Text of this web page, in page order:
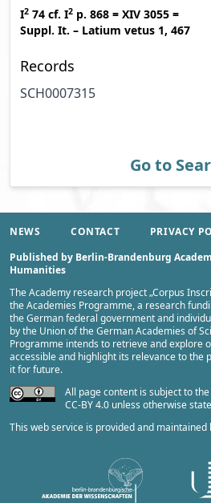
I2 74 cf. I2 p. 868 = XIV 3055 =
Suppl. It. – Latium vetus 1, 467
Records
SCH0007315
Go to
NEWS CONTACT PRIVACY
Published by Berlin-Brandenburg
Humanities
The Academy research project „Corpus
theAcademies Programme, a research
the German federal government and
by the Union of the German Academies of
Programme intends to retrieve and explore
accessible and highlight its relevance to the
it for future.
All page content is subject to
CC-BY 4.0 unless otherwise
This web service is provided and maintained